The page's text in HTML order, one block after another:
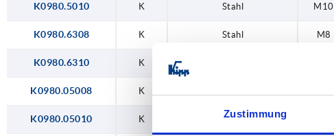
Zustimmung
K0980.5010 K Stahl M10
K0980.6308 K Stahl M8
K0980.6310 K
K0980.05008 K
K0980.05010 K Edelstahl